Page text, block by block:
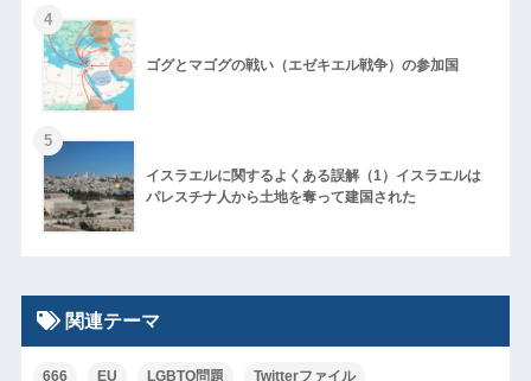
4
ゴグとマゴグの戦い（エゼキエル戦争）の参加国
5
イスラエルに関するよくある誤解（1）イスラエルは
パレスチナ人から土地を奪って建国された
関連テーマ
666 EU LGBTQ問題 Twitterファイル